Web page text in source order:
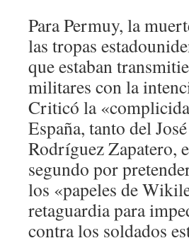
Para Permuy, la
las tropas
que estaban
militares con la
Criticó la
España, tanto del
Rodríguez Zapatero,
segundo por
los «papeles de
retaguardia para
contra los soldados